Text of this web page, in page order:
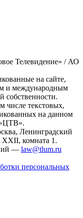
Телевидение» / АО
на сайте,
и международным
собственности.
числе текстовых,
на данном
«ЦТВ».
Ленинградский
комната 1.
— law@tlum.ru
персональных